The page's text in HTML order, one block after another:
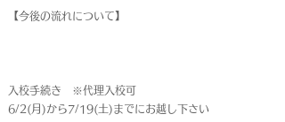
【今後の流れについて】
入校手続き ※代理入校可
6/2(月)から7/19(土)までにお越し下さい